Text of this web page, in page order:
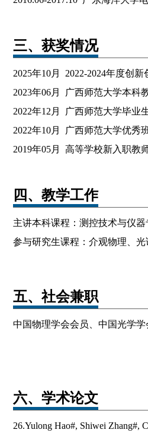
三、获奖情况
2025年10月 2022-2024年度创新
2023年06月 广西师范大学本科
2022年12月 广西师范大学毕业
2022年10月 广西师范大学优秀
2019年05月 高等学校新入职教
四、教学工作
主讲本科课程：测控技术与仪
参与研究生课程：介观物理、
五、社会兼职
中国物理学会会员、中国光学
六、学术论文
26.Yulong Hao#, Shiwei Zhang#,